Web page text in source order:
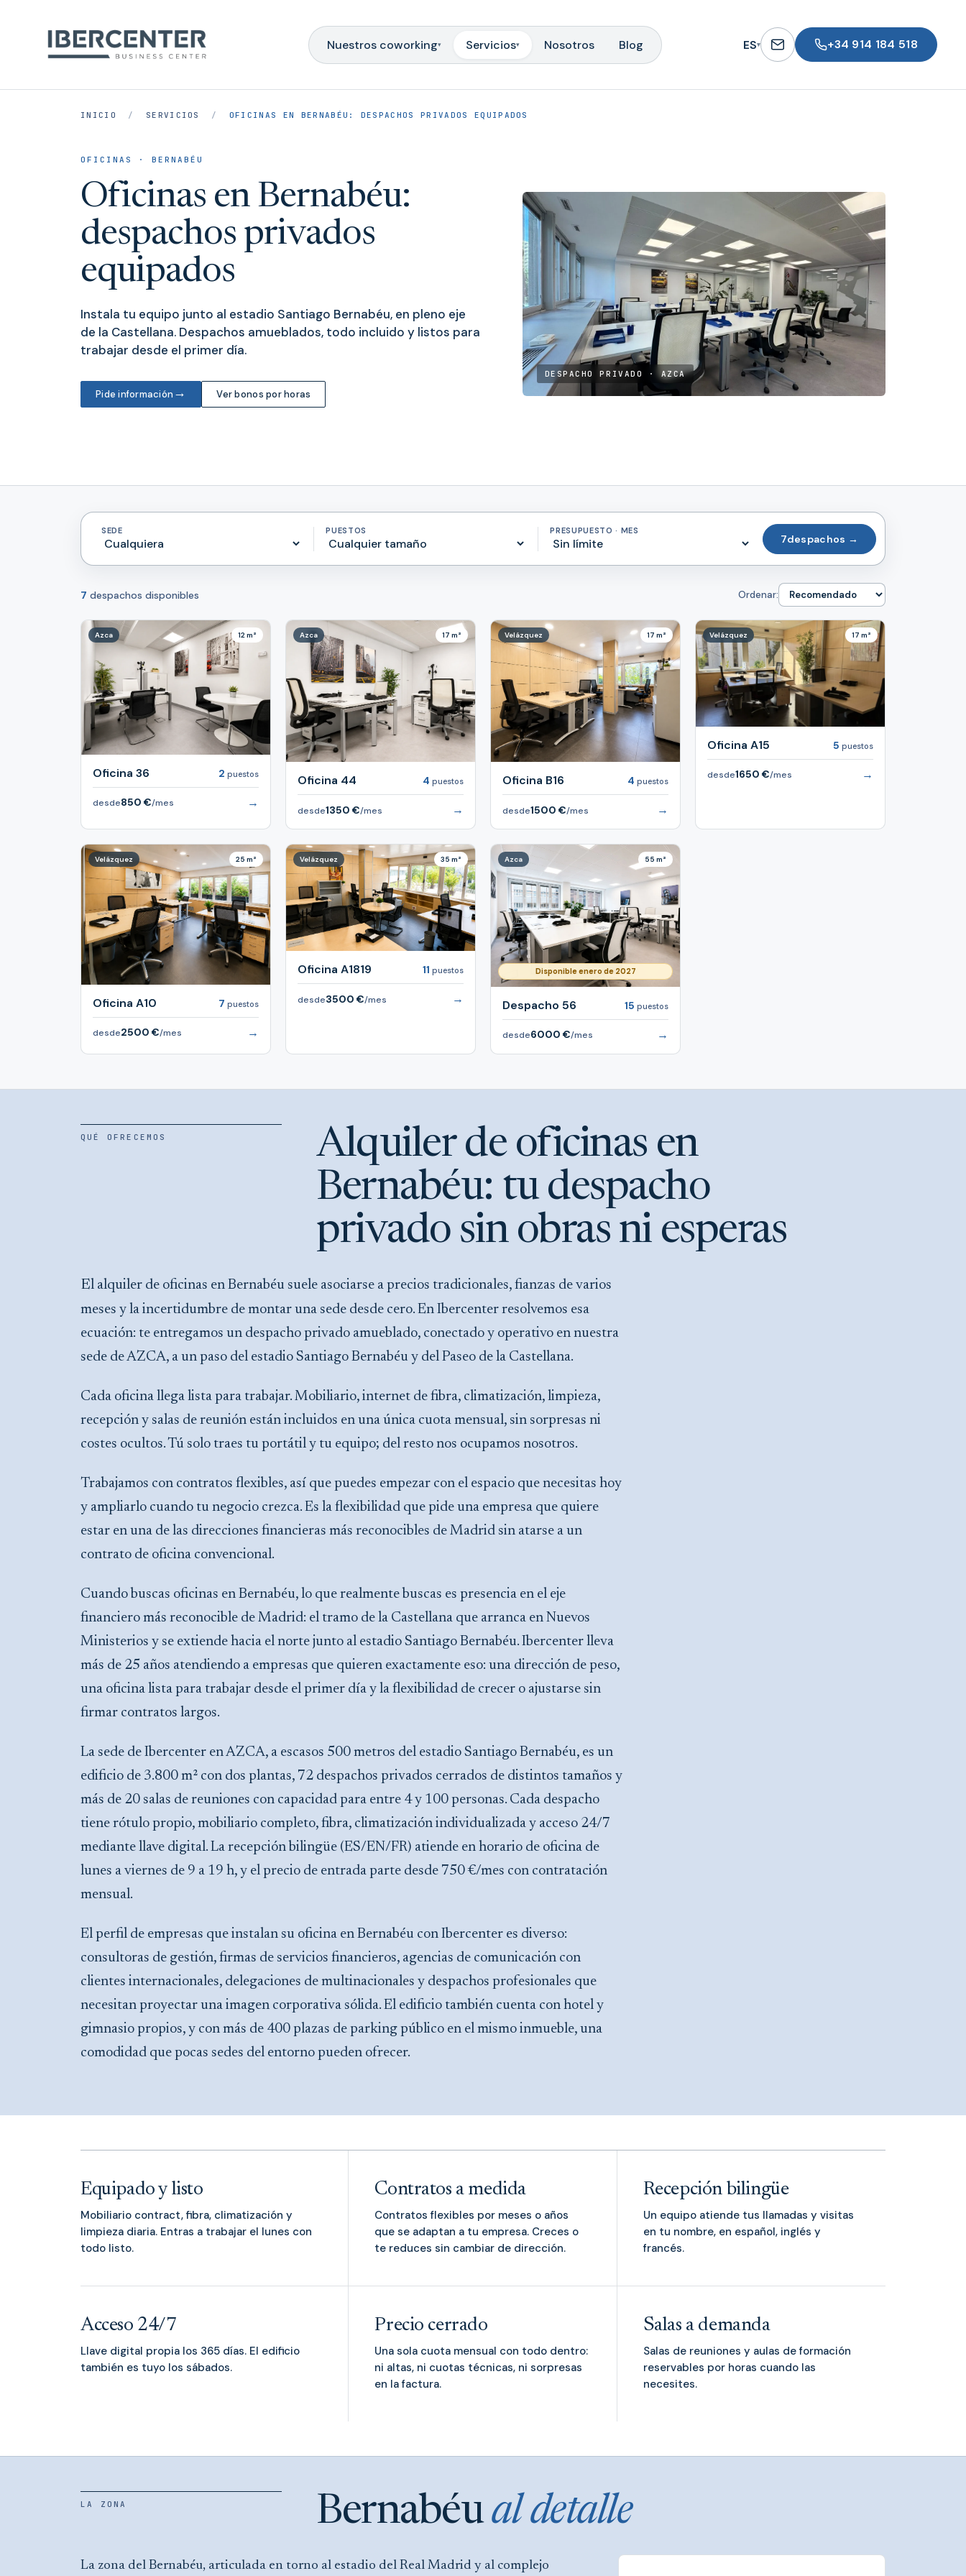
Nuestros coworking▾ Servicios▾ Nosotros Blog ES▾ +34 914 184 518
INICIO / SERVICIOS / OFICINAS EN BERNABÉU: DESPACHOS PRIVADOS EQUIPADOS
OFICINAS · BERNABÉU
Oficinas en Bernabéu:
despachos privados
equipados
Instala tu equipo junto al estadio Santiago Bernabéu, en pleno eje
de la Castellana. Despachos amueblados, todo incluido y listos para
trabajar desde el primer día.
Pide información → Ver bonos por horas
DESPACHO PRIVADO · AZCA
SEDE PUESTOS PRESUPUESTO · MES
7despachos →
7 despachos disponibles Ordenar:
Azca 12 m²
Oficina 36 2 puestos
desde850 €/mes →
Azca 17 m²
Oficina 44 4 puestos
desde1350 €/mes →
Velázquez 17 m²
Oficina B16 4 puestos
desde1500 €/mes →
Velázquez 17 m²
Oficina A15 5 puestos
desde1650 €/mes →
Velázquez 25 m²
Oficina A10 7 puestos
desde2500 €/mes →
Velázquez 35 m²
Oficina A1819 11 puestos
desde3500 €/mes →
Azca 55 m²
Disponible enero de 2027
Despacho 56 15 puestos
desde6000 €/mes →
QUÉ OFRECEMOS
Alquiler de oficinas en
Bernabéu: tu despacho
privado sin obras ni esperas
El alquiler de oficinas en Bernabéu suele asociarse a precios tradicionales, fianzas de varios
meses y la incertidumbre de montar una sede desde cero. En Ibercenter resolvemos esa
ecuación: te entregamos un despacho privado amueblado, conectado y operativo en nuestra
sede de AZCA, a un paso del estadio Santiago Bernabéu y del Paseo de la Castellana.
Cada oficina llega lista para trabajar. Mobiliario, internet de fibra, climatización, limpieza,
recepción y salas de reunión están incluidos en una única cuota mensual, sin sorpresas ni
costes ocultos. Tú solo traes tu portátil y tu equipo; del resto nos ocupamos nosotros.
Trabajamos con contratos flexibles, así que puedes empezar con el espacio que necesitas hoy
y ampliarlo cuando tu negocio crezca. Es la flexibilidad que pide una empresa que quiere
estar en una de las direcciones financieras más reconocibles de Madrid sin atarse a un
contrato de oficina convencional.
Cuando buscas oficinas en Bernabéu, lo que realmente buscas es presencia en el eje
financiero más reconocible de Madrid: el tramo de la Castellana que arranca en Nuevos
Ministerios y se extiende hacia el norte junto al estadio Santiago Bernabéu. Ibercenter lleva
más de 25 años atendiendo a empresas que quieren exactamente eso: una dirección de peso,
una oficina lista para trabajar desde el primer día y la flexibilidad de crecer o ajustarse sin
firmar contratos largos.
La sede de Ibercenter en AZCA, a escasos 500 metros del estadio Santiago Bernabéu, es un
edificio de 3.800 m² con dos plantas, 72 despachos privados cerrados de distintos tamaños y
más de 20 salas de reuniones con capacidad para entre 4 y 100 personas. Cada despacho
tiene rótulo propio, mobiliario completo, fibra, climatización individualizada y acceso 24/7
mediante llave digital. La recepción bilingüe (ES/EN/FR) atiende en horario de oficina de
lunes a viernes de 9 a 19 h, y el precio de entrada parte desde 750 €/mes con contratación
mensual.
El perfil de empresas que instalan su oficina en Bernabéu con Ibercenter es diverso:
consultoras de gestión, firmas de servicios financieros, agencias de comunicación con
clientes internacionales, delegaciones de multinacionales y despachos profesionales que
necesitan proyectar una imagen corporativa sólida. El edificio también cuenta con hotel y
gimnasio propios, y con más de 400 plazas de parking público en el mismo inmueble, una
comodidad que pocas sedes del entorno pueden ofrecer.
Equipado y listo
Mobiliario contract, fibra, climatización y
limpieza diaria. Entras a trabajar el lunes con
todo listo.
Contratos a medida
Contratos flexibles por meses o años
que se adaptan a tu empresa. Creces o
te reduces sin cambiar de dirección.
Recepción bilingüe
Un equipo atiende tus llamadas y visitas
en tu nombre, en español, inglés y
francés.
Acceso 24/7
Llave digital propia los 365 días. El edificio
también es tuyo los sábados.
Precio cerrado
Una sola cuota mensual con todo dentro:
ni altas, ni cuotas técnicas, ni sorpresas
en la factura.
Salas a demanda
Salas de reuniones y aulas de formación
reservables por horas cuando las
necesites.
LA ZONA Bernabéual detalle
La zona del Bernabéu, articulada en torno al estadio del Real Madrid y al complejo